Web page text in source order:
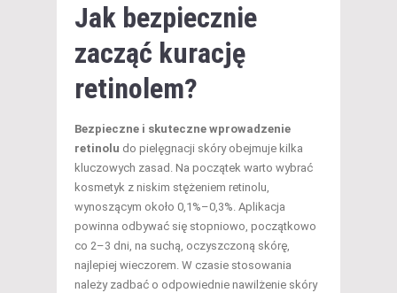
Jak bezpiecznie
zacząć kurację
retinolem?
Bezpieczne i skuteczne wprowadzenie
retinolu do pielęgnacji skóry obejmuje kilka
kluczowych zasad. Na początek warto wybrać
kosmetyk z niskim stężeniem retinolu,
wynoszącym około 0,1%–0,3%. Aplikacja
powinna odbywać się stopniowo, początkowo
co 2–3 dni, na suchą, oczyszczoną skórę,
najlepiej wieczorem. W czasie stosowania
należy zadbać o odpowiednie nawilżenie skóry